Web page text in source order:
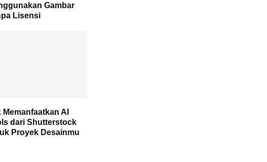
Gambar
Lisensi
Memanfaatkan AI
dari Shutterstock
Proyek Desainmu